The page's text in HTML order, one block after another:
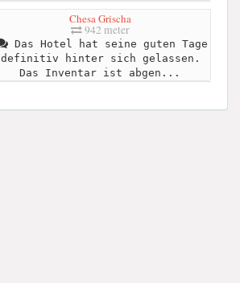
Chesa Grischa
942 meter
Das Hotel hat seine guten Tage
definitiv hinter sich gelassen.
Das Inventar ist abgen...